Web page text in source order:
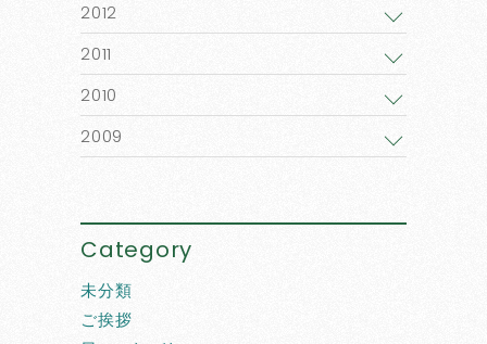
2012
2011
2010
2009
Category
未分類
ご挨拶